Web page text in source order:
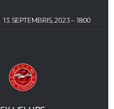
13. SEPTEMBRIS, 2023
18:00